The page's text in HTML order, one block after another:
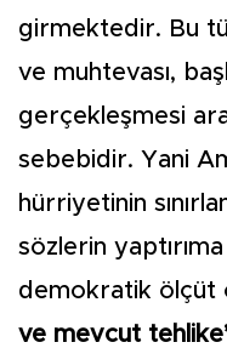
girmektedir. Bu
ve muhtevası,
gerçekleşmesi
sebebidir. Yani
hürriyetinin
sözlerin
demokratik ölçüt
ve mevcut